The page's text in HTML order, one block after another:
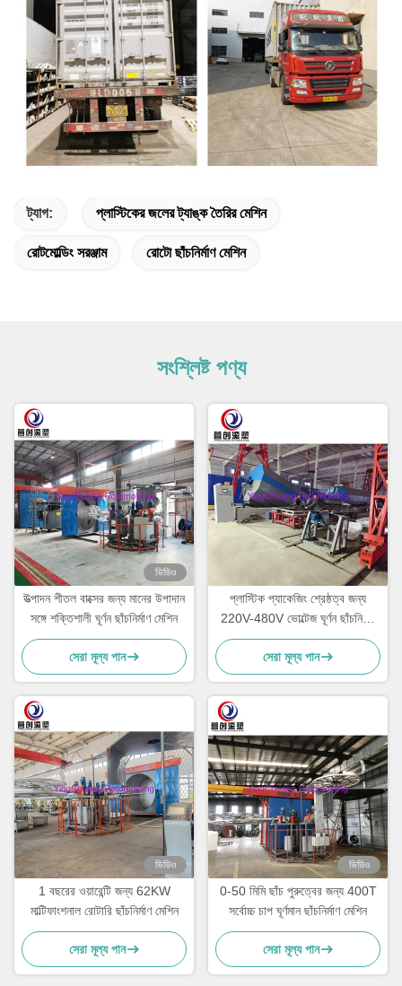
ট্যাগ: প্লাস্টিকের জলের ট্যাঙ্ক তৈরির মেশিন
রোটমোল্ডিং সরঞ্জাম রোটো ছাঁচনির্মাণ মেশিন
সংশ্লিষ্ট পণ্য
ভিডিও
উত্পাদন শীতল বাক্সের জন্য মানের উপাদান
সঙ্গে শক্তিশালী ঘূর্ণন ছাঁচনির্মাণ মেশিন
সেরা মূল্য পান
প্লাস্টিক প্যাকেজিং শ্রেষ্ঠত্ব জন্য
220V-480V ভোল্টেজ ঘূর্ণন ছাঁচনির্মাণ
মেশিন
সেরা মূল্য পান
ভিডিও
1 বছরের ওয়ারেন্টি জন্য 62KW
মাল্টিফাংশনাল রোটারি ছাঁচনির্মাণ মেশিন
সেরা মূল্য পান
ভিডিও
0-50 মিমি ছাঁচ পুরুত্বের জন্য 400T
সর্বোচ্চ চাপ ঘূর্ণমান ছাঁচনির্মাণ মেশিন
সেরা মূল্য পান